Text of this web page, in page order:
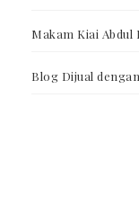
Makam Kiai Abdul
Blog Dijual